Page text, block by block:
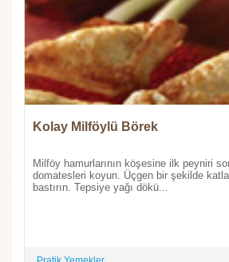
Kolay Milföylü Börek
Milföy hamurlarının köşesine ilk peyniri
domatesleri koyun. Üçgen bir şekilde
bastırın. Tepsiye yağı dökü...